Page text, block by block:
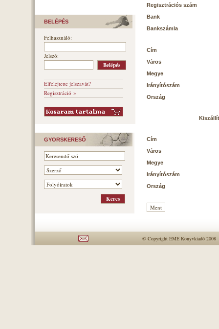
BELÉPÉS
Felhasználó:
Jelszó:
Elfelejtette jelszavát?
Regisztráció »
GYORSKERESŐ
Regisztrációs szám
Bank
Bankszámla
Cím
Város
Megye
Irányítószám
Ország
Cím
Város
Megye
Irányítószám
Ország
© Copyright EME Könyvkiadó 2008